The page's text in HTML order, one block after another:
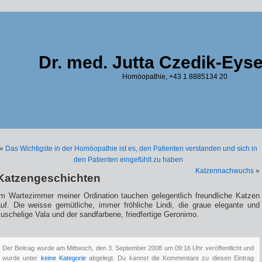
Dr. med. Jutta Czedik-
Homöopathie, +43 1 8885134 20
Das Wichtigste in der Homöopathie ist es, den Patienten verstanden und sich in
den Patienten eingefühlt zu haben
Katzennachwuchs »
Wartezimmer meiner Ordination tauchen gelegentlich freundliche Katzen
Die weisse gemütliche, immer fröhliche Lindi, die graue elegante und
Vala und der sandfarbene, friedfertige Geronimo.
Der Beitrag wurde am Mittwoch, den 3. September 2008 um 09:16 Uhr veröffentlicht und
wurde unter keine Kategorieabgelegt. Du kannst die Kommentare zu diesen Eintrag